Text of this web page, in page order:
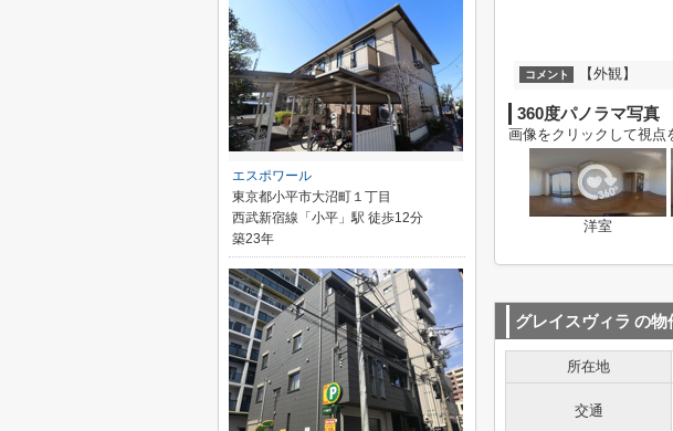
コメント 【外観】
360度パノラマ写真
画像をクリックして視点
洋室
グレイスヴィラ の物
所在地
交通
エスポワール
東京都小平市大沼町１丁目
西武新宿線「小平」駅 徒歩12分
築23年